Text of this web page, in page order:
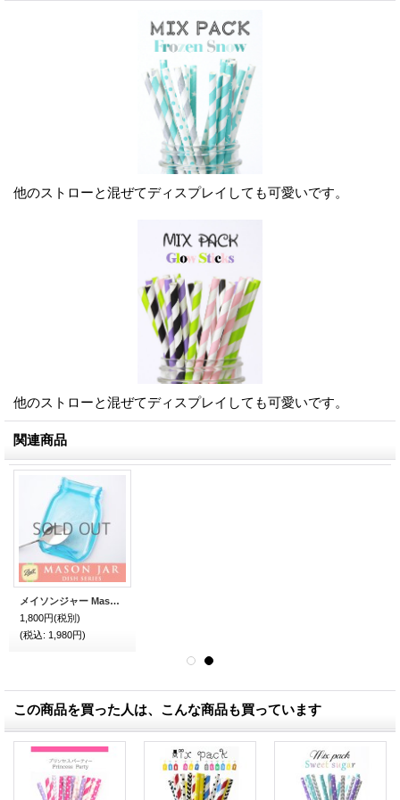
他のストローと混ぜてディスプレイしても可愛いです。
他のストローと混ぜてディスプレイしても可愛いです。
関連商品
メイソンジャー Mason jar ディッシュ お皿 小皿 ブルー
1,800円(税別)
(税込: 1,980円)
この商品を買った人は、こんな商品も買っています